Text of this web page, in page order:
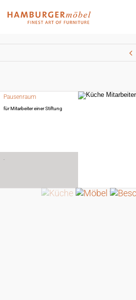
Inhalt
Pausenraum
für Mitarbeiter einer Stiftung